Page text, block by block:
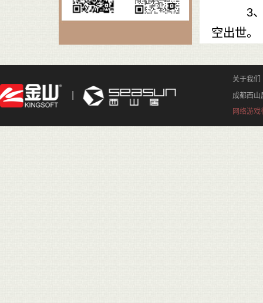
3、门
空出世。
关于我们
成都西山
网络游